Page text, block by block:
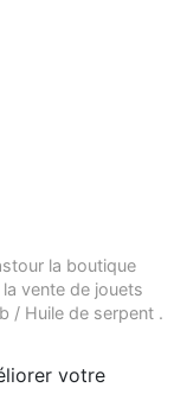
la boutique
vente de jouets
/ Huile de serpent.
votre